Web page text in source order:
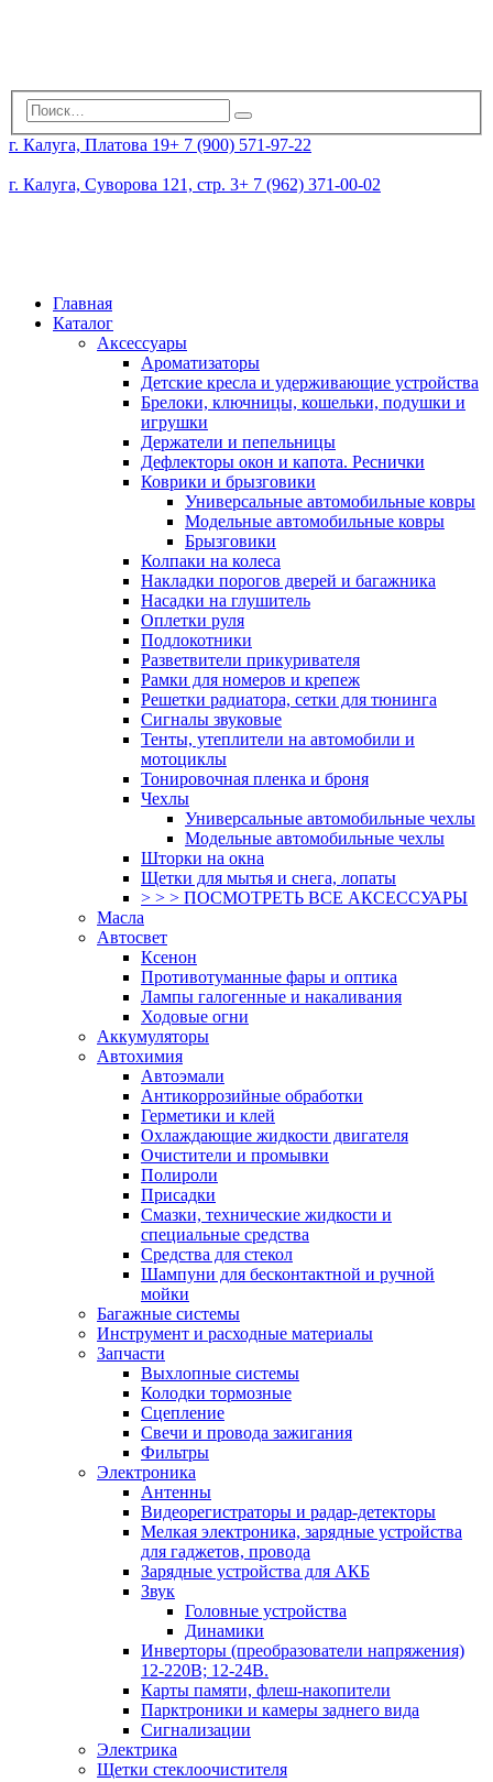
г. Калуга, Платова 19+ 7 (900) 571-97-22
г. Калуга, Суворова 121, стр. 3+ 7 (962) 371-00-02
Главная
Каталог
Аксессуары
Ароматизаторы
Детские кресла и удерживающие устройства
Брелоки, ключницы, кошельки, подушки и
игрушки
Держатели и пепельницы
Дефлекторы окон и капота. Реснички
Коврики и брызговики
Универсальные автомобильные ковры
Модельные автомобильные ковры
Брызговики
Колпаки на колеса
Накладки порогов дверей и багажника
Насадки на глушитель
Оплетки руля
Подлокотники
Разветвители прикуривателя
Рамки для номеров и крепеж
Решетки радиатора, сетки для тюнинга
Сигналы звуковые
Тенты, утеплители на автомобили и
мотоциклы
Тонировочная пленка и броня
Чехлы
Универсальные автомобильные чехлы
Модельные автомобильные чехлы
Шторки на окна
Щетки для мытья и снега, лопаты
> > > ПОСМОТРЕТЬ ВСЕ АКСЕССУАРЫ
Масла
Автосвет
Ксенон
Противотуманные фары и оптика
Лампы галогенные и накаливания
Ходовые огни
Аккумуляторы
Автохимия
Автоэмали
Антикоррозийные обработки
Герметики и клей
Охлаждающие жидкости двигателя
Очистители и промывки
Полироли
Присадки
Смазки, технические жидкости и
специальные средства
Средства для стекол
Шампуни для бесконтактной и ручной
мойки
Багажные системы
Инструмент и расходные материалы
Запчасти
Выхлопные системы
Колодки тормозные
Сцепление
Свечи и провода зажигания
Фильтры
Электроника
Антенны
Видеорегистраторы и радар-детекторы
Мелкая электроника, зарядные устройства
для гаджетов, провода
Зарядные устройства для АКБ
Звук
Головные устройства
Динамики
Инверторы (преобразователи напряжения)
12-220В; 12-24В.
Карты памяти, флеш-накопители
Парктроники и камеры заднего вида
Сигнализации
Электрика
Щетки стеклоочистителя